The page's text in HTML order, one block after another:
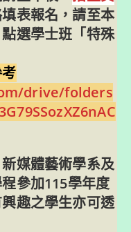
表報名，請至本
選學士班「特殊
drive/folders
媒體藝術學系及
參加115學年度
興趣之學生亦可透